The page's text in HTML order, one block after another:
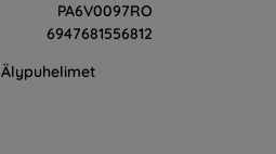
PA6V0097RO
6947681556812
Älypuhelimet